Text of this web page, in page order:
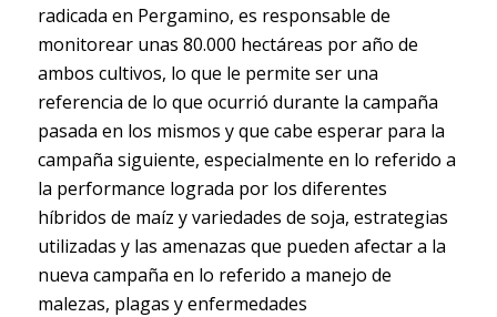
radicada en Pergamino, es responsable de
monitorear unas 80.000 hectáreas por año de
ambos cultivos, lo que le permite ser una
referencia de lo que ocurrió durante la campaña
pasada en los mismos y que cabe esperar para la
campaña siguiente, especialmente en lo referido a
la performance lograda por los diferentes
híbridos de maíz y variedades de soja, estrategias
utilizadas y las amenazas que pueden afectar a la
nueva campaña en lo referido a manejo de
malezas, plagas y enfermedades